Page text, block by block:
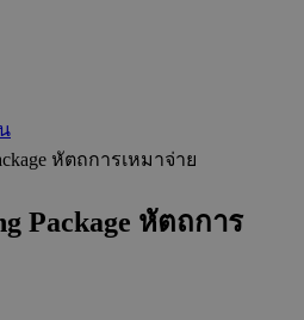
หัตถการเหมาจ่าย
Package หัตถการ